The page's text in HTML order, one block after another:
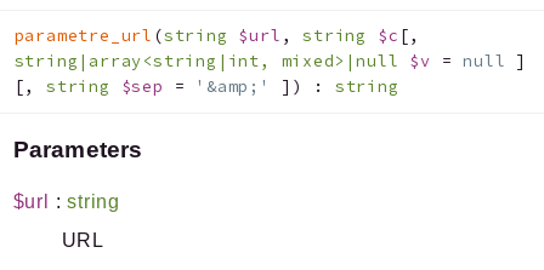
parametre_url (string $url ,string $c [,
string|array<string|int, mixed>|null $v =null ]
[,string $sep = '&amp;' ] ) : string
Parameters
$url :string
URL